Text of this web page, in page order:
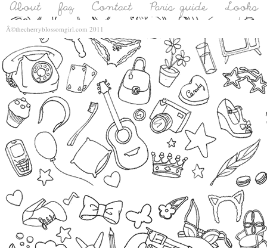
Â©thecherryblossomgirl.com 2011